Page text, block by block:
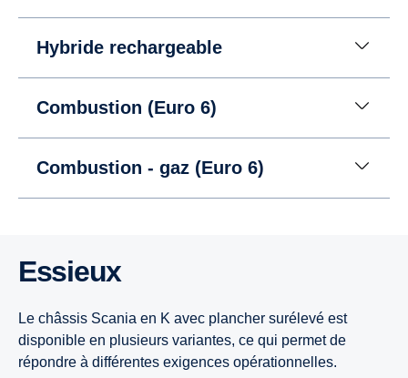
Hybride rechargeable
Combustion (Euro 6)
Combustion - gaz (Euro 6)
Essieux
Le châssis Scania en K avec plancher surélevé est
disponible en plusieurs variantes, ce qui permet de
répondre à différentes exigences opérationnelles.